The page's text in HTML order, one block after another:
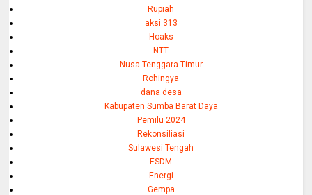
Rupiah
aksi 313
Hoaks
NTT
Nusa Tenggara Timur
Rohingya
dana desa
Kabupaten Sumba Barat Daya
Pemilu 2024
Rekonsiliasi
Sulawesi Tengah
ESDM
Energi
Gempa